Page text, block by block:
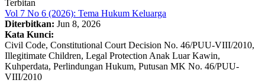
Terbitan
Vol 7 No 6 (2026): Tema Hukum Keluarga
Diterbitkan: Jun 8, 2026
Kata Kunci:
Civil Code, Constitutional Court Decision No. 46/PUU-VIII/2010,
Illegitimate Children, Legal Protection Anak Luar Kawin,
Kuhperdata, Perlindungan Hukum, Putusan MK No. 46/PUU-
VIII/2010